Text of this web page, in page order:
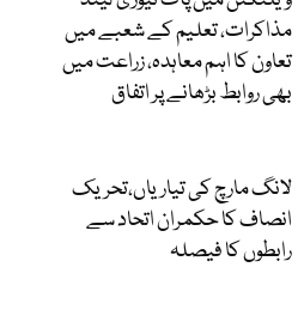
مذاکرات، تعلیم کے شعبے میں
تعاون کا اہم معاہدہ، زراعت میں
بھی روابط بڑھانے پر اتفاق
لانگ مارچ کی تیاریاں،تحریک
انصاف کا حکمران اتحاد سے
رابطوں کا فیصلہ